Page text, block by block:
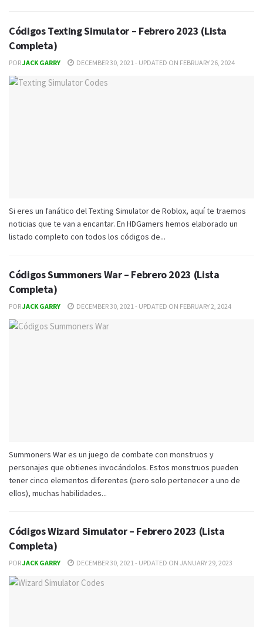
Códigos Texting Simulator – Febrero 2023 (Lista
Completa)
PORJACK GARRY DECEMBER 30, 2021 - UPDATED ON FEBRUARY 26, 2024
Si eres un fanático del Texting Simulator de Roblox, aquí te traemos
noticias que te van a encantar. En HDGamers hemos elaborado un
listado completo con todos los códigos de...
Códigos Summoners War – Febrero 2023 (Lista
Completa)
PORJACK GARRY DECEMBER 30, 2021 - UPDATED ON FEBRUARY 2, 2024
Summoners War es ​​un juego de combate con monstruos y
personajes que obtienes invocándolos. Estos monstruos pueden
tener cinco elementos diferentes (pero solo pertenecer a uno de
ellos), muchas habilidades...
Códigos Wizard Simulator – Febrero 2023 (Lista
Completa)
PORJACK GARRY DECEMBER 30, 2021 - UPDATED ON JANUARY 29, 2023